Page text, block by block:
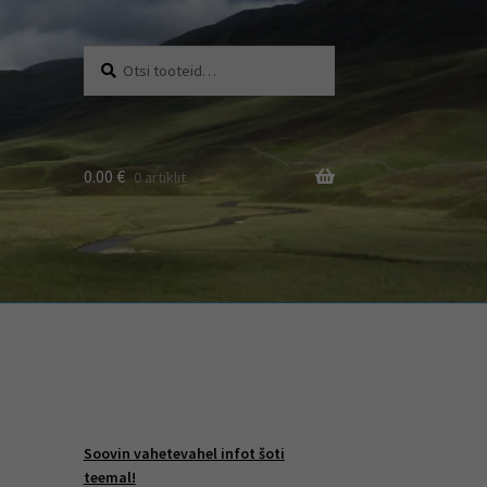
Otsi:
Otsi
0.00 € 0 artiklit
Soovin vahetevahel infot šoti
teemal!